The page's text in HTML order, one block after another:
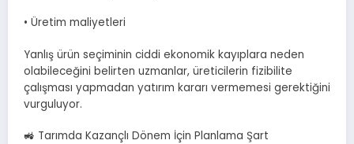
• Üretim maliyetleri
Yanlış ürün seçiminin ciddi ekonomik kayıplara neden
olabileceğini belirten uzmanlar, üreticilerin fizibilite
çalışması yapmadan yatırım kararı vermemesi gerektiğini
vurguluyor.
🚜 Tarımda Kazançlı Dönem İçin Planlama Şart